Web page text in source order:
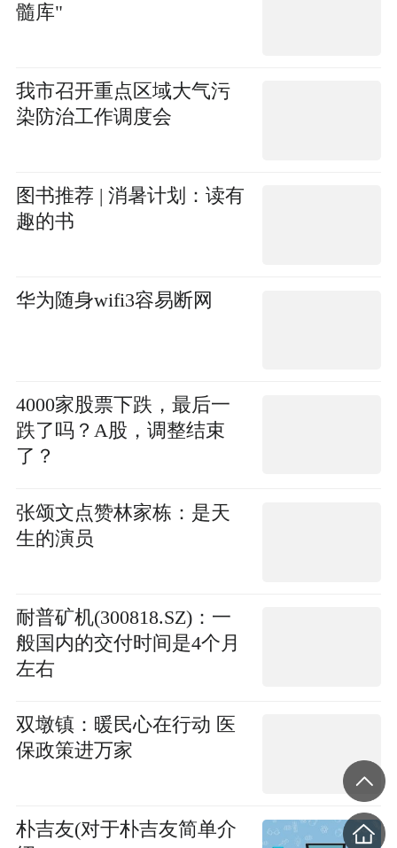
髓库"
我市召开重点区域大气污
染防治工作调度会
图书推荐 | 消暑计划：读有
趣的书
华为随身wifi3容易断网
4000家股票下跌，最后一
跌了吗？A股，调整结束
了？
张颂文点赞林家栋：是天
生的演员
耐普矿机(300818.SZ)：一
般国内的交付时间是4个月
左右
双墩镇：暖民心在行动 医
保政策进万家
朴吉友(对于朴吉友简单介